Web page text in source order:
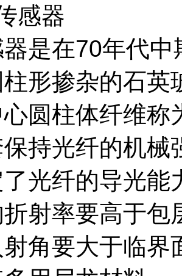
感器
是在70年代
形掺杂的石
圆柱体纤维
持光纤的机械
光纤的导光能
射率要高于包
角要大于临界